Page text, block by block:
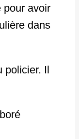
pour avoir
dans
policier. Il